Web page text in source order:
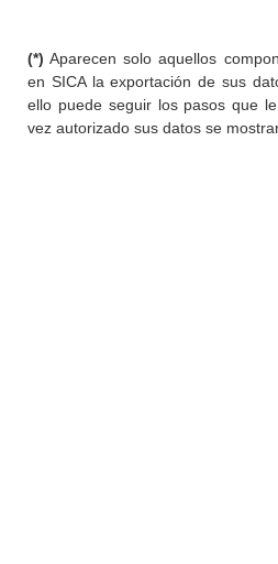
(*) Aparecen solo aquellos
en SICA la exportación de sus
ello puede seguir los pasos que
vez autorizado sus datos se